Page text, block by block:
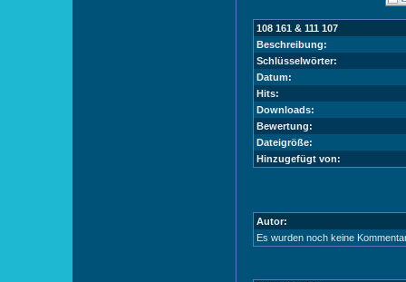
108 161 & 111 107
Beschreibung:
Schlüsselwörter:
Datum:
Hits:
Downloads:
Bewertung:
Dateigröße:
Hinzugefügt von:
Autor:
Es wurden noch keine